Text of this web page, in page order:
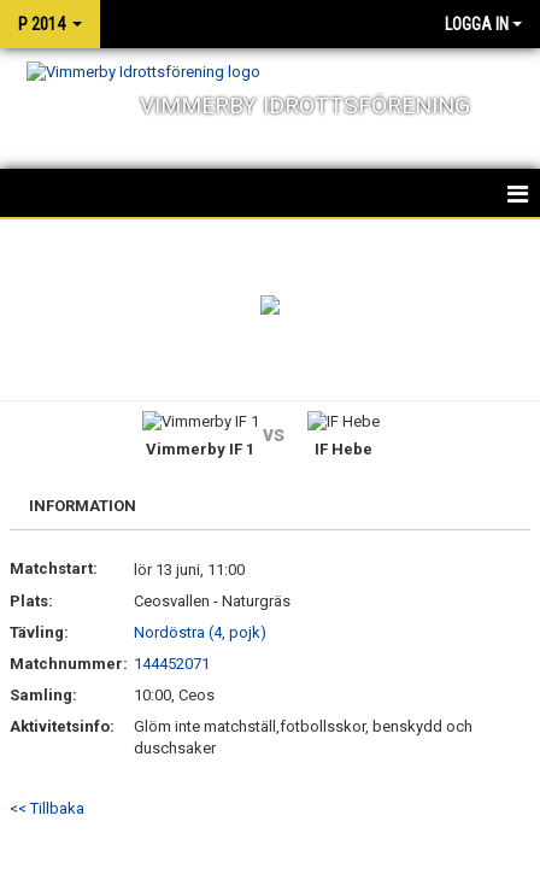
P 2014 LOGGA IN
VIMMERBY IDROTTSFÖRENING
BILDGALLERI
KONTAKT
Vimmerby IF 1
vs
IF Hebe
INFORMATION
Matchstart:
lör 13 juni, 11:00
Plats:
Ceosvallen - Naturgräs
Tävling:
Nordöstra (4, pojk)
Matchnummer: 144452071
Samling:
10:00, Ceos
Aktivitetsinfo:
Glöm inte matchställ,fotbollsskor, benskydd och
duschsaker
<< Tillbaka